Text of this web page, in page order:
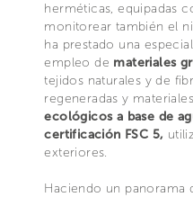
herméticas, equipadas
monitorear también el
ha prestado una
empleo de materiales
tejidos naturales y de
regeneradas y
ecológicos a base de
certificación FSC 5,
exteriores.
Haciendo un panorama